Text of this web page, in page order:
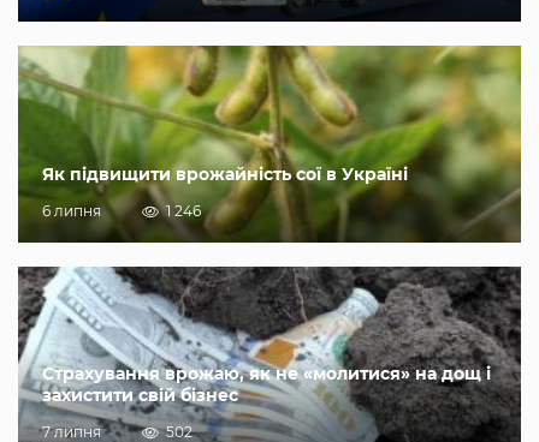
Як підвищити врожайність сої в Україні
6 липня 1 246
Страхування врожаю, як не «молитися» на дощ і
захистити свій бізнес
7 липня 502